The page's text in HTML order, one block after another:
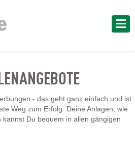
- das geht ganz einfach und ist
Weg zum Erfolg. Deine Anlagen, wie
Du bequem in allen gängigen